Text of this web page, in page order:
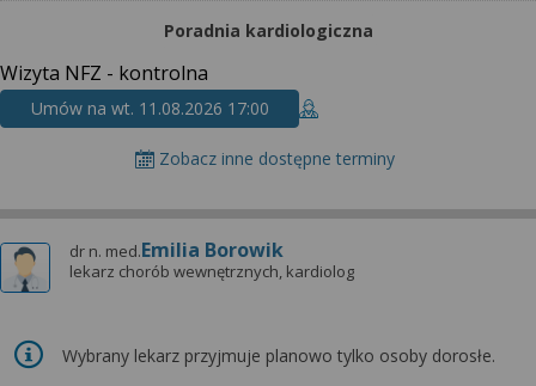
Poradnia kardiologiczna
Wizyta NFZ - kontrolna
Umów na wt. 11.08.2026 17:00
Zobacz inne dostępne terminy
dr n. med.Emilia Borowik
lekarz chorób wewnętrznych, kardiolog
Wybrany lekarz przyjmuje planowo tylko osoby dorosłe.
możesz też wycofać zgodę na przetwarzanie Twoich
dowiedzieć się więcej lub chcesz przeprowadzić
konfigurację szczegółową, to możesz tego dokonać
za pomocą „Ustawień zaawansowanych”.
narzędzi zewnętrznych w naszym serwisie
znajdziesz w Regulaminie Serwisu.